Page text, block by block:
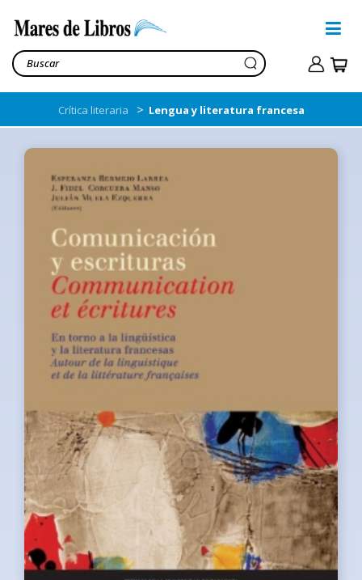
Crítica literaria > Lengua y literatura francesa